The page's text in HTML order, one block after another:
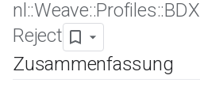
nl ::Weave::Profiles::BDX
Reject
Zusammenfassung